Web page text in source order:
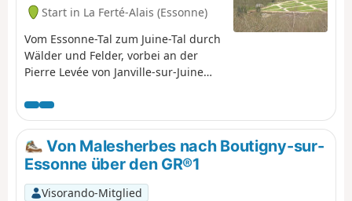
Start in La Ferté-Alais (Essonne)
Vom Essonne-Tal zum Juine-Tal durch
Wälder und Felder, vorbei an der
Pierre Levée von Janville-sur-Juine
Chamarande. Eine Route, die fast
ausschließlich über Wege führt und
wunderschöne Ausblicke auf den
Regionalen Naturpark Gâtinais
Français bietet.
Von Malesherbes nach Boutigny-sur-
Essonne über den GR®1
Visorando-Mitglied